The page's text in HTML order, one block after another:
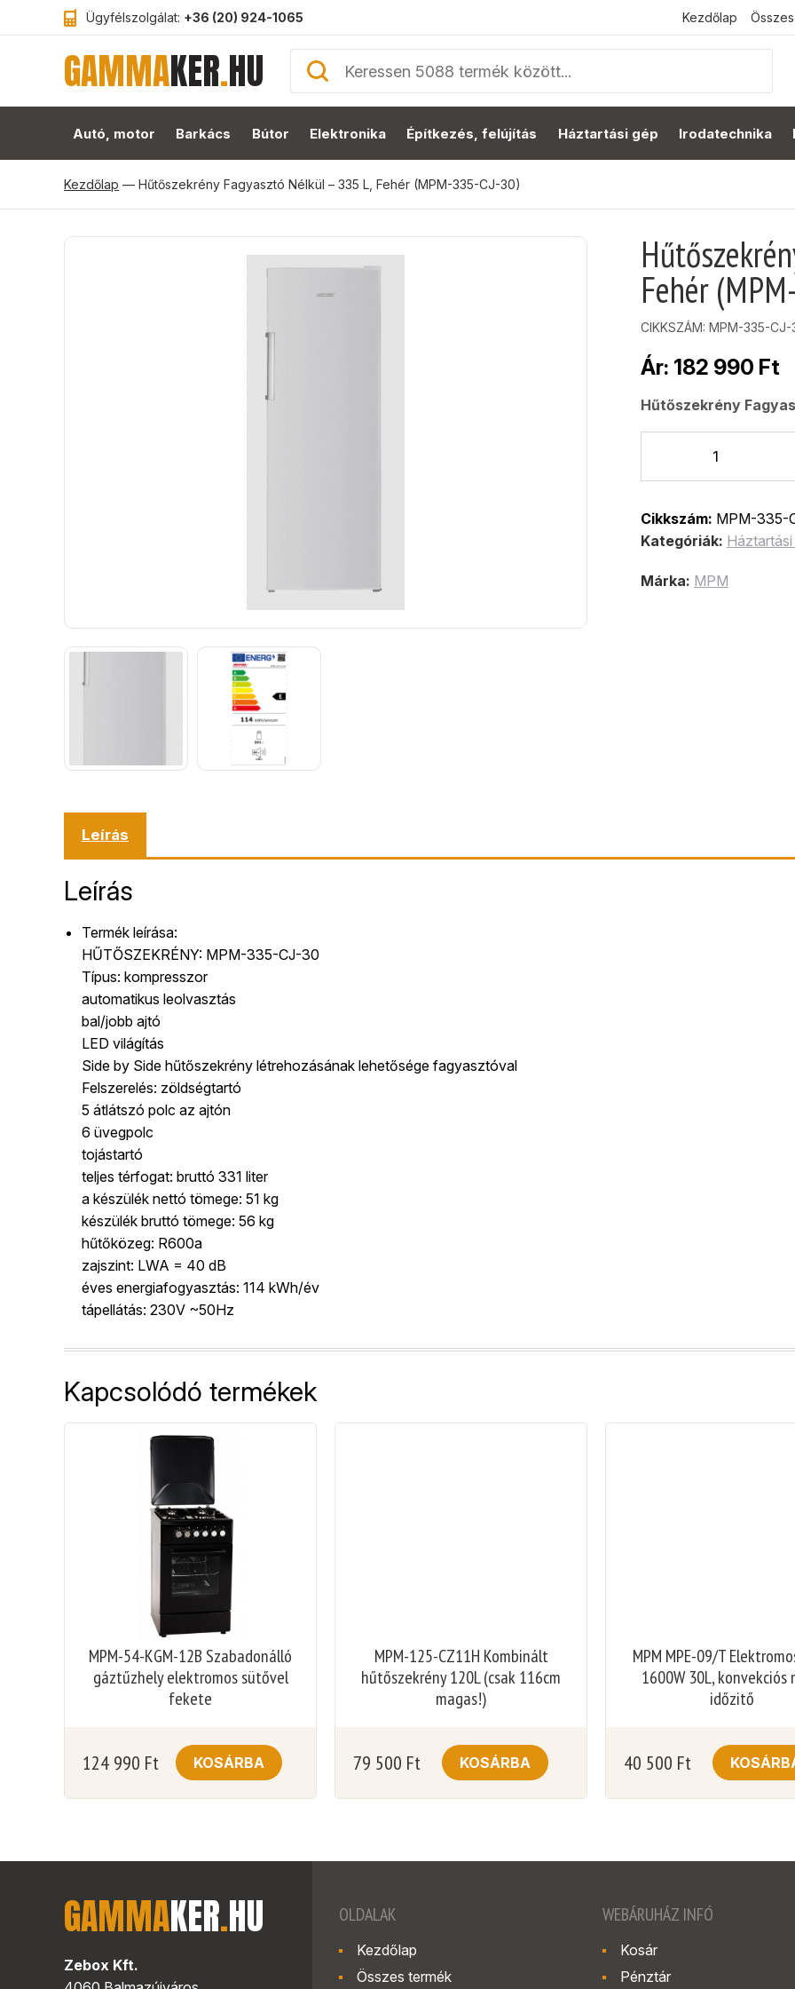
Ügyfélszolgálat: +36 (20) 924-1065 Kezdőlap
GAMMAKER.HU
Autó, motor Barkács Bútor Elektronika Építkezés, felújítás Háztartási gép Irodatechnika
Kezdőlap — Hűtőszekrény Fagyasztó Nélkül – 335 L, Fehér (MPM-335-CJ-30)
Fehér
CIKKSZÁM: MPM-335-CJ-
Ár: 182 990 Ft
Hűtőszekrény
Cikkszám: MPM-335-
Kategóriák:
Márka: MPM
Leírás
Leírás
Termék leírása:
HŰTŐSZEKRÉNY: MPM-335-CJ-30
Típus: kompresszor
automatikus leolvasztás
bal/jobb ajtó
LED világítás
Side by Side hűtőszekrény létrehozásának lehetősége fagyasztóval
Felszerelés: zöldségtartó
5 átlátszó polc az ajtón
6 üvegpolc
tojástartó
teljes térfogat: bruttó 331 liter
a készülék nettó tömege: 51 kg
készülék bruttó tömege: 56 kg
hűtőközeg: R600a
zajszint: LWA = 40 dB
éves energiafogyasztás: 114 kWh/év
tápellátás: 230V ~50Hz
Kapcsolódó termékek
MPM-54-KGM-12B Szabadonálló
gáztűzhely elektromos sütővel
fekete
124 990 Ft KOSÁRBA
MPM-125-CZ11H Kombinált
hűtőszekrény 120L (csak 116cm
magas!)
79 500 Ft KOSÁRBA
MPM MPE-09/T
1600W 30L, konvekciós
időzitő
40 500 Ft
GAMMAKER.HU
Zebox Kft.
OLDALAK
Kezdőlap
Összes termék
WEBÁRUHÁZ INFÓ
Kosár
Pénztár